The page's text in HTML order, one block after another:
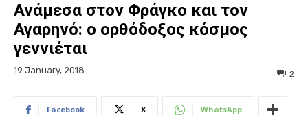
Ανάμεσα στον Φράγκο και τον
Αγαρηνό: ο ορθόδοξος κόσμος
γεννιέται
19 January, 2018 2
Facebook X WhatsApp